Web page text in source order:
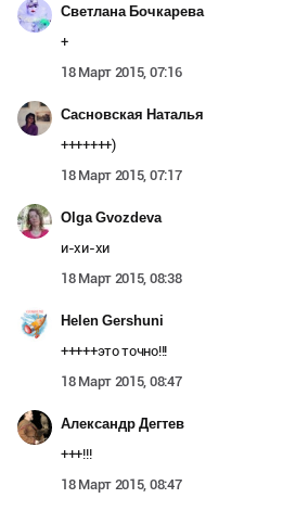
Светлана Бочкарева
+
18 Март 2015, 07:16
Сасновская Наталья
+++++++)
18 Март 2015, 07:17
Olga Gvozdeva
и-хи-хи
18 Март 2015, 08:38
Helen Gershuni
+++++это точно!!!
18 Март 2015, 08:47
Александр Дегтев
+++!!!
18 Март 2015, 08:47